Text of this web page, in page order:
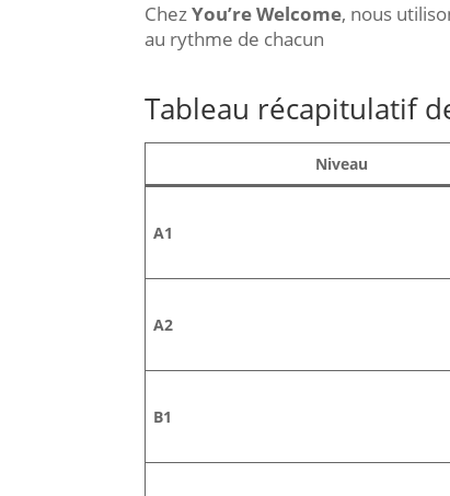
ChezYou’re Welcome, nous
au rythme de chacun
Tableau récapitulatif
Niveau
A1
A2
B1